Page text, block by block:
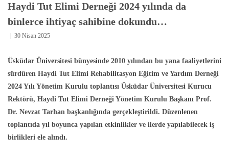
Haydi Tut Elimi Derneği 2024 yılında da
binlerce ihtiyaç sahibine dokundu…
30 Nisan 2025
Üsküdar Üniversitesi bünyesinde 2010 yılından bu yana faaliyetlerini
sürdüren Haydi Tut Elimi Rehabilitasyon Eğitim ve Yardım Derneği
2024 Yılı Yönetim Kurulu toplantısı Üsküdar Üniversitesi Kurucu
Rektörü, Haydi Tut Elimi Derneği Yönetim Kurulu Başkanı Prof.
Dr. Nevzat Tarhan başkanlığında gerçekleştirildi. Düzenlenen
toplantıda yıl boyunca yapılan etkinlikler ve ilerde yapılabilecek iş
birlikleri ele alındı.